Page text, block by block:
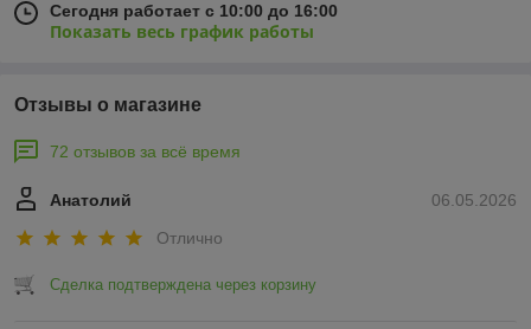
Сегодня работает с 10:00 до 16:00
Показать весь график работы
Отзывы о магазине
72 отзывов за всё время
06.05.2026
Анатолий
Отлично
Сделка подтверждена через корзину